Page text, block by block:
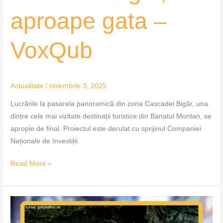
aproape gata –
VoxQub
Actualitate / noiembrie 3, 2025
Lucrările la pasarela panoramică din zona Cascadei Bigăr, una
dintre cele mai vizitate destinații turistice din Banatul Montan, se
apropie de final. Proiectul este derulat cu sprijinul Companiei
Naționale de Investiții.
Read More »
Peștera
Muierilor